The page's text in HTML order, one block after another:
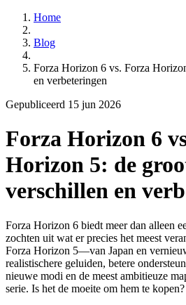
Home
Blog
Forza Horizon 6 vs. Forza
en verbeteringen
Gepubliceerd 15 jun 2026
Forza Horizon 6
Horizon 5: de
verschillen en
Forza Horizon 6 biedt meer dan alleen
zochten uit wat er precies het meest
Forza Horizon 5—van Japan en
realistischere geluiden, betere
nieuwe modi en de meest ambitieuze
serie. Is het de moeite om hem te kopen?